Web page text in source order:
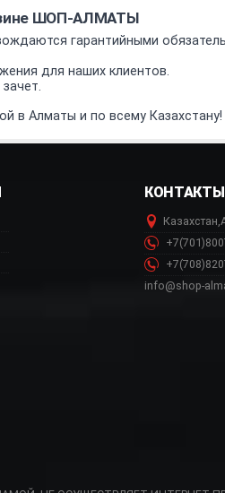
ШОП-АЛМАТЫ
гарантийными
для наших клиентов.
в Алматы и по всему Казахстану!
КОНТАКТЫ
Казахстан,
info@shop-